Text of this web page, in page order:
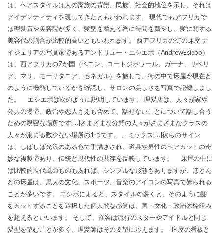
は、ヘアスタイルは人の家族の背景、民族、社会的地位を示し、それは
アイデンティティを現してきたともいわれます。 現代でもアフリカで
は理髪店や美容院が多く、髪型を整える為に時間を費やし、髪に関する
美容代の割合が比較的高いともいわれます。 西アフリカの街の床屋 ナ
イジェリアの写真家であるアンドリュー・エシエボ（AndrewEsiebo）
は、西アフリカの7か国（ベニン、コートジボワール、ガーナ、リベリ
ア、マリ、モーリタニア、セネガル）を旅して、街の中で床屋が現在ど
のように機能しているかを確認し、サロンの美しさを写真で記録しまし
た。 エシエボは次のように説明しています。 理髪店は、人々が家や
公共の場で、政治や恋人さえも含めて、話せないことについて話し合う
ための親密な場所です[…]さまざまな分野の人々がさまざまなクラスの
人々が集まる数少ない場所の1つです。 、ミックス[…]彼らのサイン
は、しばしば光沢のある色で手描きされ、道具や男性のヘアカットの奇
妙な複製であり、伝統と現代性の共存を反映しています。 床屋の中に
は比較的現代風のものもあれば、シンプルな形態もありますが、ほとん
どの床屋は、黒人の文化、スポーツ、音楽のアイコンの写真で飾られる
ことが多いです。 エシボによると、スタイルの多くと、そのように髪
をカットすることを選択した個人的な感覚は、国・文化・政治の枠組み
を超えるといいます。 そして、顧客は流行のスターやアイドルと同じ
髪型を望むことが多く、理髪師はその要望に応えます。 床屋の看板と